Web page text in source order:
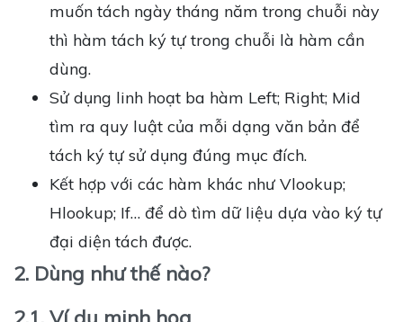
muốn tách ngày tháng năm trong chuỗi này
thì hàm tách ký tự trong chuỗi là hàm cần
dùng.
Sử dụng linh hoạt ba hàm Left; Right; Mid
tìm ra quy luật của mỗi dạng văn bản để
tách ký tự sử dụng đúng mục đích.
Kết hợp với các hàm khác như Vlookup;
Hlookup; If… để dò tìm dữ liệu dựa vào ký tự
đại diện tách được.
2. Dùng như thế nào?